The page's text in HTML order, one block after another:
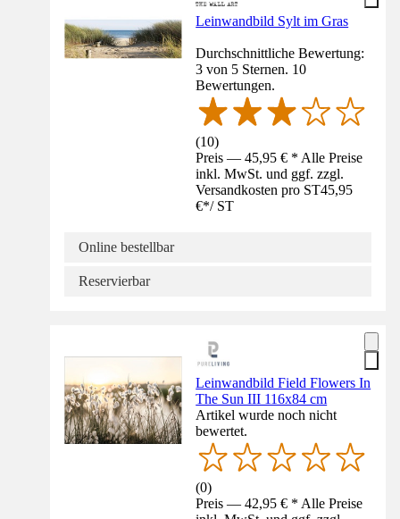
Leinwandbild Sylt im Gras
Durchschnittliche Bewertung:
3 von 5 Sternen. 10
Bewertungen.
(10)
Preis — 45,95 € * Alle Preise
inkl. MwSt. und ggf. zzgl.
Versandkosten pro ST45,95
€*/ ST
Online bestellbar
Reservierbar
Leinwandbild Field Flowers In
The Sun III 116x84 cm
Artikel wurde noch nicht
bewertet.
(0)
Preis — 42,95 € * Alle Preise